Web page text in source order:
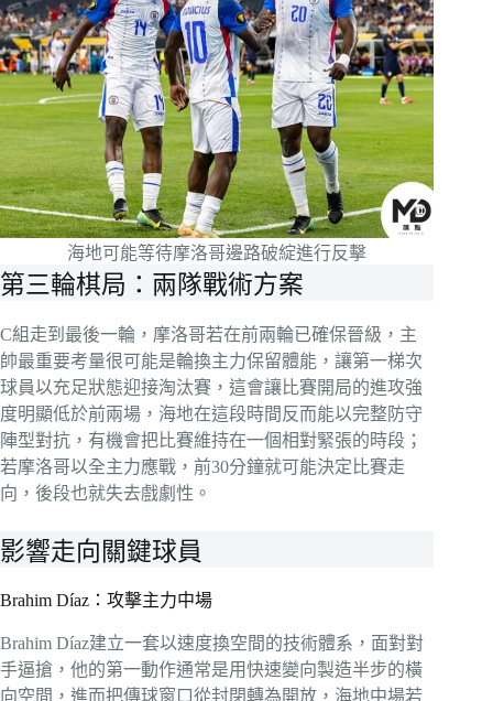
海地可能等待摩洛哥邊路破綻進行反擊
第三輪棋局：兩隊戰術方案
C組走到最後一輪，摩洛哥若在前兩輪已確保晉級，主
帥最重要考量很可能是輪換主力保留體能，讓第一梯次
球員以充足狀態迎接淘汰賽，這會讓比賽開局的進攻強
度明顯低於前兩場，海地在這段時間反而能以完整防守
陣型對抗，有機會把比賽維持在一個相對緊張的時段；
若摩洛哥以全主力應戰，前30分鐘就可能決定比賽走
向，後段也就失去戲劇性。
影響走向關鍵球員
Brahim Díaz：攻擊主力中場
Brahim Díaz建立一套以速度換空間的技術體系，面對對
手逼搶，他的第一動作通常是用快速變向製造半步的橫
向空間，進而把傳球窗口從封閉轉為開放，海地中場若